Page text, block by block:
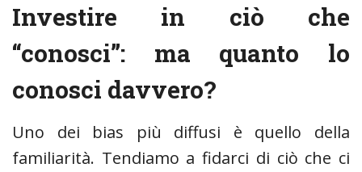
Investire in ciò che
“conosci”: ma quanto lo
conosci davvero?
Uno dei bias più diffusi è quello della
familiarità. Tendiamo a fidarci di ciò che ci